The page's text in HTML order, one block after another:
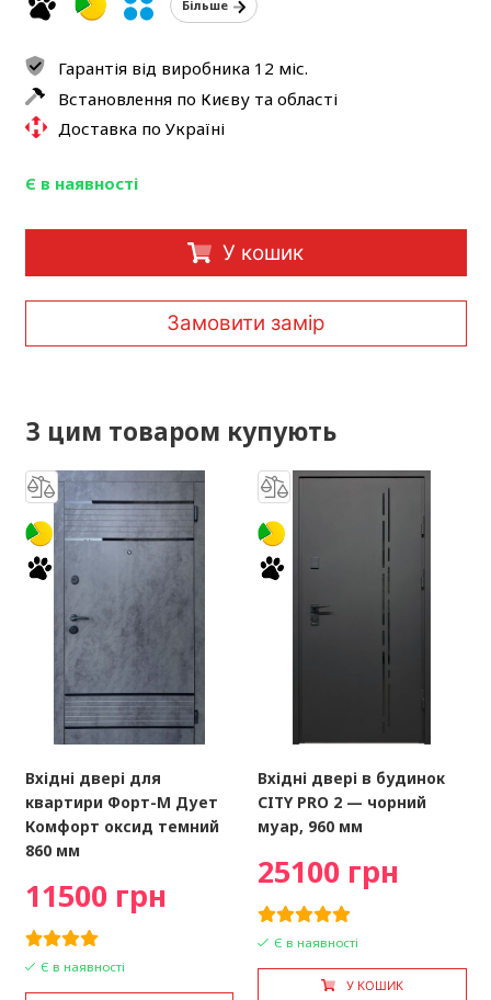
Більше
Гарантія від виробника 12 міс.
Встановлення по Києву та області
Доставка по Україні
Є в наявності
У кошик
Замовити замір
З цим товаром купують
Вхідні двері для
квартири Форт-М Дует
Комфорт оксид темний
860 мм
11500 грн
Є в наявності
Вхідні двері в будинок
CITY PRO 2 — чорний
муар, 960 мм
25100 грн
Є в наявності
У КОШИК